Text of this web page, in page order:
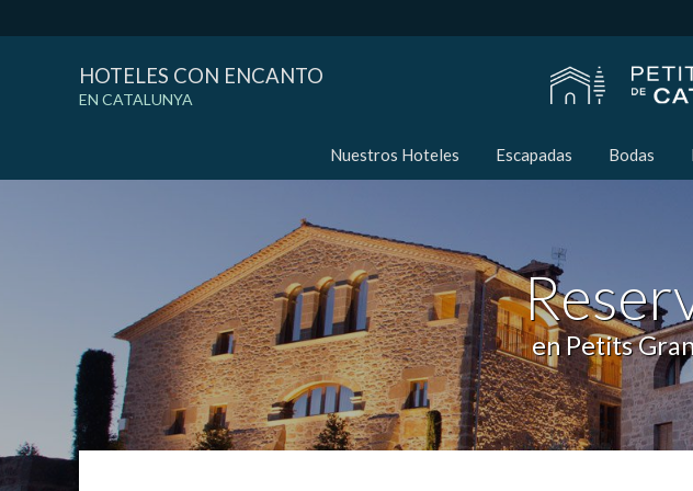
HOTELES CON ENCANTO
EN CATALUNYA
Nuestros Hoteles Escapadas Bodas
en Petits
Modificar cookies
Técnicas y funcionales